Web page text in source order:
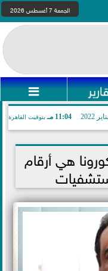
الجمعة 7 أغسطس 2026

11:04 مـ بتوقيت القاهرة
هي أرقام